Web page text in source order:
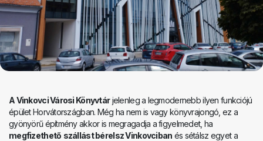
A Vinkovci Városi Könyvtárjelenleg a legmodernebb ilyen funkciójú
épület Horvátországban. Még ha nem is vagy könyvrajongó, ez a
gyönyörű építmény akkor is megragadja a figyelmedet, ha
megfizethető szállást bérelsz Vinkovciban és sétálsz egyet a